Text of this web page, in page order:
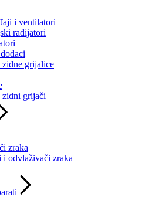
i ventilatori
radijatori
grijalice
zidni grijači
zraka
i odvlaživači zraka